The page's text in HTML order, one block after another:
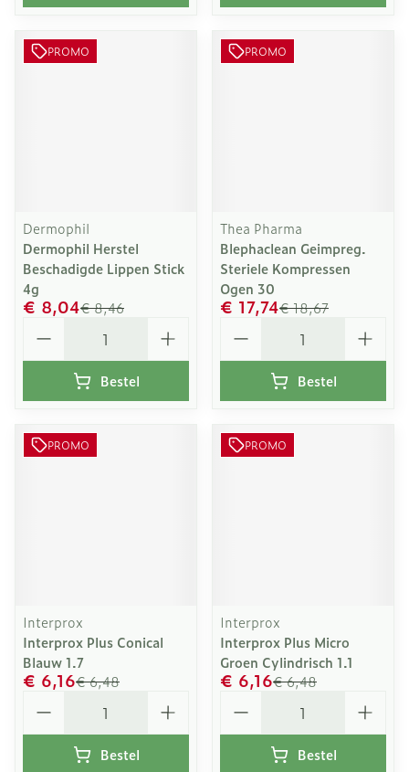
PROMO
Dermophil
Dermophil Herstel
Beschadigde Lippen Stick
4g
€ 8,46
€ 8,04
Bestel
PROMO
Thea Pharma
Blephaclean Geimpreg.
Steriele Kompressen
Ogen 30
€ 18,67
€ 17,74
Bestel
PROMO
Interprox
Interprox Plus Conical
Blauw 1.7
€ 6,48
€ 6,16
Bestel
PROMO
Interprox
Interprox Plus Micro
Groen Cylindrisch 1.1
€ 6,48
€ 6,16
Bestel